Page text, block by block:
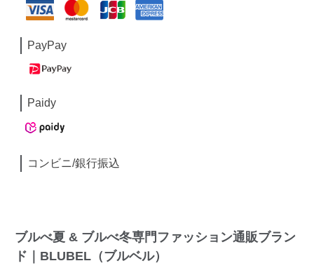
PayPay
Paidy
コンビニ/銀行振込
ブルべ夏 & ブルべ冬専門ファッション通販ブラン
ド｜BLUBEL（ブルベル）